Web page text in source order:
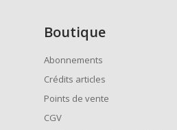
Boutique
Abonnements
Crédits articles
Points de vente
CGV